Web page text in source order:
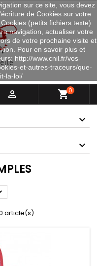
 shopping_cart0
article(s)
sur ce site, vous devez
de Cookies sur votre
(petits fichiers texte)
navigation, actualiser votre
de votre prochaine visite et
Pour en savoir plus et
http://www.cnil.fr/vos-
et-autres-traceurs/que-
la-loi/